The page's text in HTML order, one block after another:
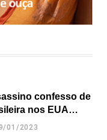
confesso de
nos EUA
onde deixou o
01/2023